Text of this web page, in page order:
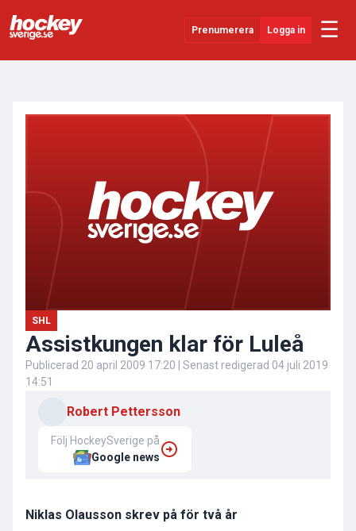
Prenumerera Logga in ☰
SHL
Assistkungen klar för Luleå
Publicerad 20 april 2009 17:20 | Senast redigerad 04 juli 2019
14:51
Robert Pettersson
Följ HockeySverige på
Google news
Niklas Olausson skrev på för två år